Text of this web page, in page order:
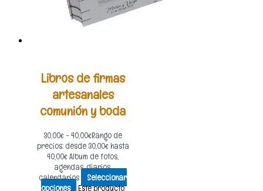
Libros de firmas
artesanales
comunión y boda
30,00€ - 40,00€Rango de
precios: desde 30,00€ hasta
40,00€Album de fotos,
agendas, diarios,
calendarios
Seleccionar
opciones
Este producto